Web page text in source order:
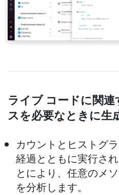
ライブ コードに関
スを必要なときに生
カウントとヒストグ
経過とともに実行さ
とにより、任意のメ
を分析します。